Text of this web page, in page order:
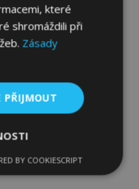
No.77 pro
2017 (4 ks)
Přidat
oblíbeným
které
shromáždili při
Zásady
PŘIJMOUT
Soubory
cílení
BY COOKIESCRIPT